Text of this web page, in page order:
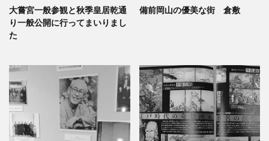
大嘗宮一般参観と秋季皇居乾通
り一般公開に行ってまいりまし
た
備前岡山の優美な街 倉敷